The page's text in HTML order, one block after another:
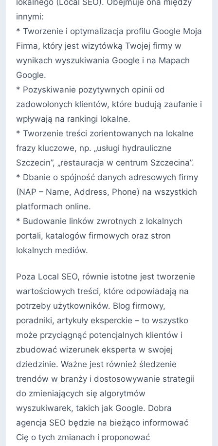
lokalnego (Local SEO). Obejmuje ona między
innymi:
* Tworzenie i optymalizacja profilu Google Moja
Firma, który jest wizytówką Twojej firmy w
wynikach wyszukiwania Google i na Mapach
Google.
* Pozyskiwanie pozytywnych opinii od
zadowolonych klientów, które budują zaufanie i
wpływają na rankingi lokalne.
* Tworzenie treści zorientowanych na lokalne
frazy kluczowe, np. „usługi hydrauliczne
Szczecin”, „restauracja w centrum Szczecina”.
* Dbanie o spójność danych adresowych firmy
(NAP – Name, Address, Phone) na wszystkich
platformach online.
* Budowanie linków zwrotnych z lokalnych
portali, katalogów firmowych oraz stron
lokalnych mediów.
Poza Local SEO, równie istotne jest tworzenie
wartościowych treści, które odpowiadają na
potrzeby użytkowników. Blog firmowy,
poradniki, artykuły eksperckie – to wszystko
może przyciągnąć potencjalnych klientów i
zbudować wizerunek eksperta w swojej
dziedzinie. Ważne jest również śledzenie
trendów w branży i dostosowywanie strategii
do zmieniających się algorytmów
wyszukiwarek, takich jak Google. Dobra
agencja SEO będzie na bieżąco informować
Cię o tych zmianach i proponować